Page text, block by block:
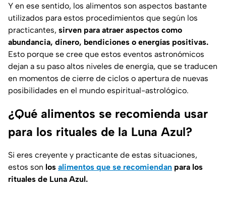
Y en ese sentido, los alimentos son aspectos bastante
utilizados para estos procedimientos que según los
practicantes, sirven para atraer aspectos como
abundancia, dinero, bendiciones o energías positivas.
Esto porque se cree que estos eventos astronómicos
dejan a su paso altos niveles de energía, que se traducen
en momentos de cierre de ciclos o apertura de nuevas
posibilidades en el mundo espiritual-astrológico.
¿Qué alimentos se recomienda usar
para los rituales de la Luna Azul?
Si eres creyente y practicante de estas situaciones,
estos son los alimentos que se recomiendan para los
rituales de Luna Azul.